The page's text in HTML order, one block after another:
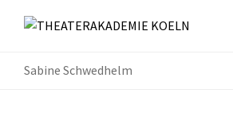
Sabine Schwedhelm